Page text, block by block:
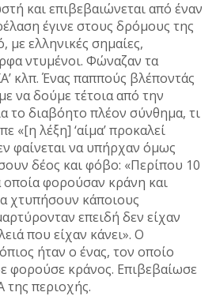
και επιβεβαιώνεται από έναν
έγινε στους δρόμους της
με ελληνικές σημαίες,
ντυμένοι. Φώναζαν τα
κλπ. Ένας παππούς βλέποντάς
να δούμε τέτοια από την
το διαβόητο πλέον σύνθημα, τι
«[η λέξη] ‘αίμα’ προκαλεί
φαίνεται να υπήρχαν όμως
δέος και φόβο: «Περίπου 10
οποία φορούσαν κράνη και
χτυπήσουν κάποιους
επειδή δεν είχαν
που είχαν κάνει». Ο
ήταν ο ένας, τον οποίο
φορούσε κράνος. Επιβεβαίωσε
της περιοχής.